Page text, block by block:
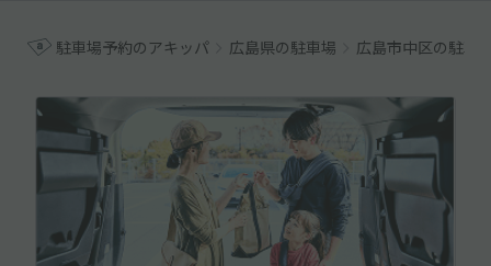
駐車場予約のアキッパ 広島県の駐車場 広島市中区の駐車